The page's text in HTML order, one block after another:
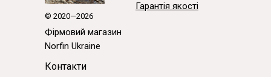
© 2020—2026
Фірмовий магазин
Norfin Ukraine
Гарантія якості
Контакти